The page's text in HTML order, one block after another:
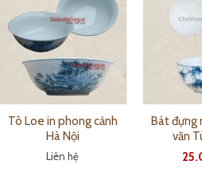
Tô Loe in phong cảnh
Hà Nội
Liên hệ
Bát đựng
văn